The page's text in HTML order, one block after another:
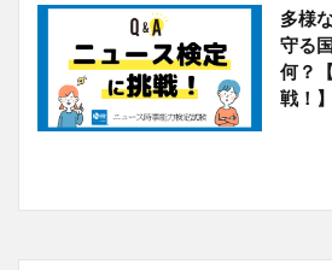
多様
守る
何？
戦！】